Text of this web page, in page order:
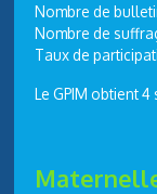
Nombre de
Nombre de
Taux de
Le GPIM obtient